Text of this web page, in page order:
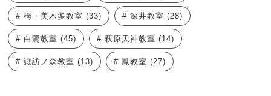
栂・美木多教室(33) 深井教室(28)
白鷺教室(45) 萩原天神教室(14)
諏訪ノ森教室(13) 鳳教室(27)